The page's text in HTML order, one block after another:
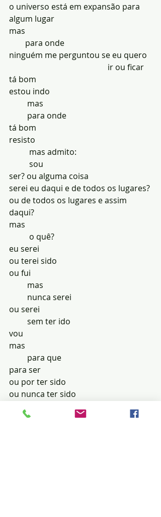
o universo está em expansão para
algum lugar
mas
para onde
ninguém me perguntou se eu quero
ir ou ficar
tá bom
estou indo
mas
para onde
tá bom
resisto
mas admito:
sou
ser? ou alguma coisa
serei eu daqui e de todos os lugares?
ou de todos os lugares e assim
daqui?
mas
o quê?
eu serei
ou terei sido
ou fui
mas
nunca serei
ou serei
sem ter ido
vou
mas
para que
para ser
ou por ter sido
ou nunca ter sido
escuras claras frias quentes